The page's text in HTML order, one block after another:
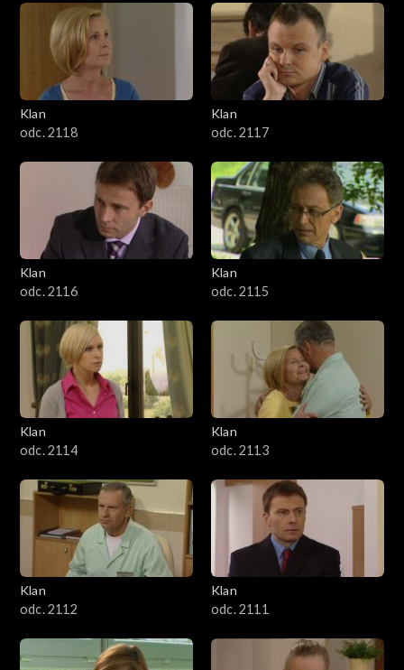
Klan
odc. 2118
Klan
odc. 2117
Klan
odc. 2116
Klan
odc. 2115
Klan
odc. 2114
Klan
odc. 2113
Klan
odc. 2112
Klan
odc. 2111